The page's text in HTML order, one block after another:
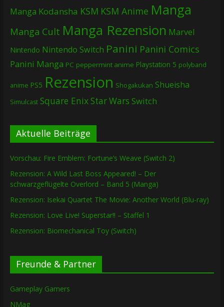
Manga Kodansha KSM KSM Anime Manga
Manga Cult Manga Rezension Marvel
Nintendo Nintendo Switch Panini Panini Comics
Panini Manga PC peppermint anime Playstation 5 polyband
anime PS5 Rezension Shogakukan Shueisha
Simulcast Square EnixStar Wars Switch
Aktuelle Beiträge
Vorschau: Fire Emblem: Fortune’s Weave (Switch 2)
Rezension: A Wild Last Boss Appeared! – Der
schwarzgeflügelte Overlord – Band 5 (Manga)
Rezension: Isekai Quartet The Movie: Another World (Blu-ray)
Rezension: Love Live! Superstar!! – Staffel 1
Rezension: Biomechanical Toy (Switch)
Freunde & Partner
Gameplay Gamers
NMag